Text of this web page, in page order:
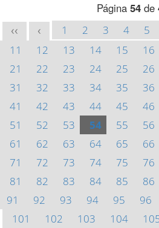
Página 54 de
<< < 1 2 3 4 5
11
12 13 14 15 16
21
22 23 24 25 26
31
32 33 34 35 36
41
42 43 44 45 46
51
52 53 54 55 56
61
62 63 64 65 66
71
72 73 74 75 76
81
82 83 84 85 86
91
92 93 94 95 96
101
102 103 104